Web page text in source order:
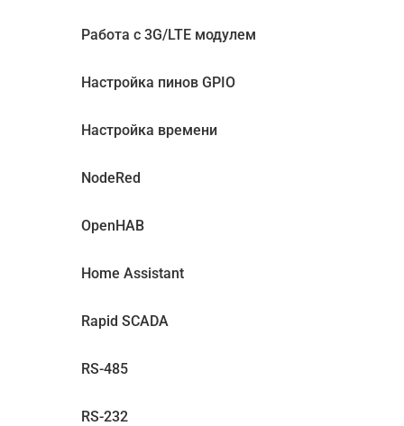
Работа с 3G/LTE модулем
Настройка пинов GPIO
Настройка времени
NodeRed
OpenHAB
Home Assistant
Rapid SCADA
RS-485
RS-232